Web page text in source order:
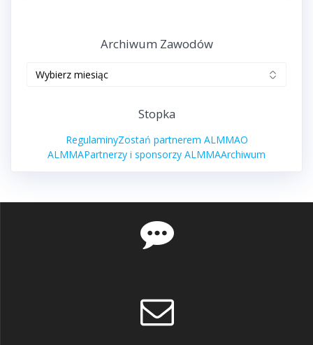
Archiwum Zawodów
Stopka
RegulaminyZostań partnerem ALMMAO
ALMMAPartnerzy i sponsorzy ALMMAArchiwum